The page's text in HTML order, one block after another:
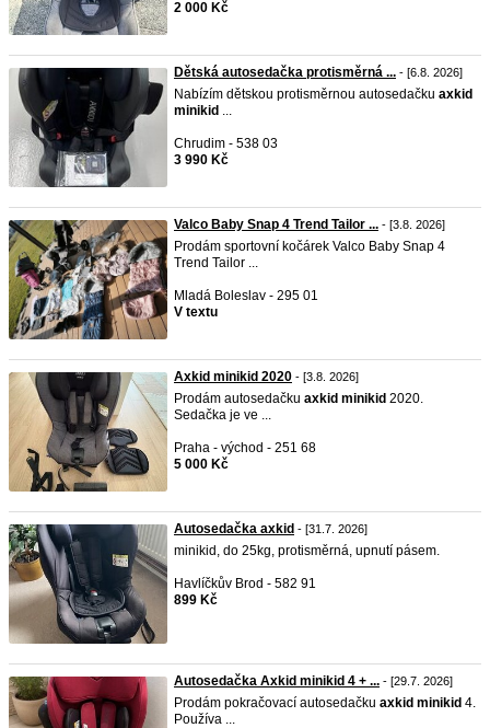
2 000 Kč
Dětská autosedačka protisměrná ... - [6.8. 2026]
Nabízím dětskou protisměrnou autosedačku axkid
minikid ...
Chrudim - 538 03
3 990 Kč
Valco Baby Snap 4 Trend Tailor ... - [3.8. 2026]
Prodám sportovní kočárek Valco Baby Snap 4
Trend Tailor ...
Mladá Boleslav - 295 01
V textu
Axkid minikid 2020 - [3.8. 2026]
Prodám autosedačku axkid minikid 2020.
Sedačka je ve ...
Praha - východ - 251 68
5 000 Kč
Autosedačka axkid - [31.7. 2026]
minikid, do 25kg, protisměrná, upnutí pásem.
Havlíčkův Brod - 582 91
899 Kč
Autosedačka Axkid minikid 4 + ... - [29.7. 2026]
Prodám pokračovací autosedačku axkid minikid 4.
Používa ...